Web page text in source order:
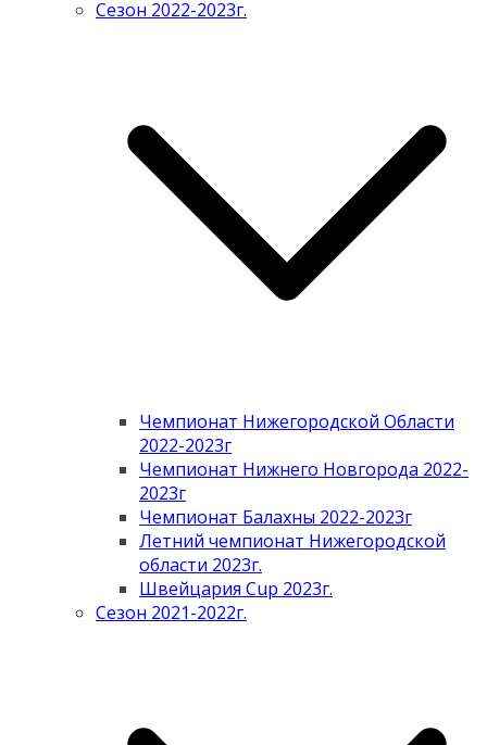
Сезон 2022-2023г.
Чемпионат Нижегородской Области
2022-2023г
Чемпионат Нижнего Новгорода 2022-
2023г
Чемпионат Балахны 2022-2023г
Летний чемпионат Нижегородской
области 2023г.
Швейцария Cup 2023г.
Сезон 2021-2022г.